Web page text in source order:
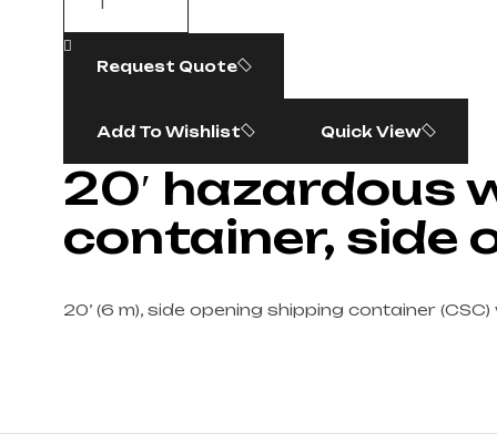
Request Quote
Add To Wishlist Quick View
20′ hazardous
container, side
20’ (6 m), side opening shipping container